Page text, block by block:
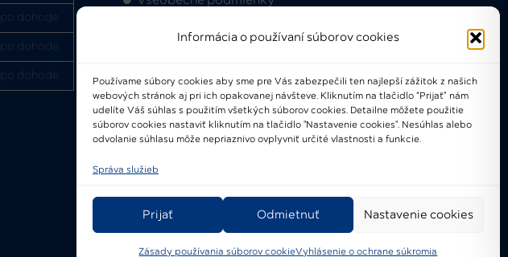
Informácia o používaní súborov cookies
Používame súbory cookies aby sme pre Vás zabezpečili ten najlepší zážitok z našich
webových stránok aj pri ich opakovanej návšteve. Kliknutím na tlačidlo “Prijať” nám
udelíte Váš súhlas s použitím všetkých súborov cookies. Detailne môžete použitie
súborov cookies nastaviť kliknutím na tlačidlo "Nastavenie cookies". Nesúhlas alebo
odvolanie súhlasu môže nepriaznivo ovplyvniť určité vlastnosti a funkcie.
Správa služieb
Prijať Odmietnuť Nastavenie cookies
Zásady používania súborov cookieVyhlásenie o ochrane súkromia
po dohode
po dohode
po dohode
2021-2024 © Národné osvetové
centrum